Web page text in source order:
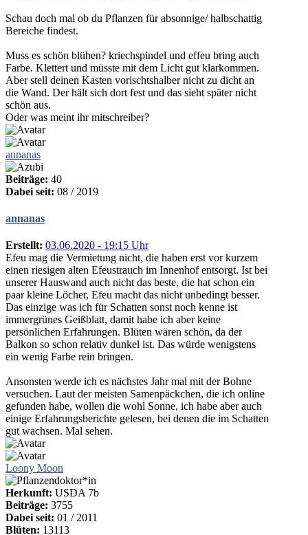
Schau doch mal ob du Pflanzen für absonnige/ halbschattig
Bereiche findest.
Muss es schön blühen? kriechspindel und effeu bring auch
Farbe. Klettert und müsste mit dem Licht gut klarkommen.
Aber stell deinen Kasten vorischtshalber nicht zu dicht an
die Wand. Der hält sich dort fest und das sieht später nicht
schön aus.
Oder was meint ihr mitschreiber?
annanas
Beiträge: 40
Dabei seit: 08 / 2019
annanas
Erstellt: 03.06.2020 - 19:15 Uhr
Efeu mag die Vermietung nicht, die haben erst vor kurzem
einen riesigen alten Efeustrauch im Innenhof entsorgt. Ist bei
unserer Hauswand auch nicht das beste, die hat schon ein
paar kleine Löcher, Efeu macht das nicht unbedingt besser.
Das einzige was ich für Schatten sonst noch kenne ist
immergrünes Geißblatt, damit habe ich aber keine
persönlichen Erfahrungen. Blüten wären schön, da der
Balkon so schon relativ dunkel ist. Das würde wenigstens
ein wenig Farbe rein bringen.
Ansonsten werde ich es nächstes Jahr mal mit der Bohne
versuchen. Laut der meisten Samenpäckchen, die ich online
gefunden habe, wollen die wohl Sonne, ich habe aber auch
einige Erfahrungsberichte gelesen, bei denen die im Schatten
gut wachsen. Mal sehen.
Loony Moon
Herkunft: USDA 7b
Beiträge: 3755
Dabei seit: 01 / 2011
Blüten: 13113